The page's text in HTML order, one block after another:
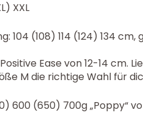
XXL
104 (108) 114 (124) 134
Ease von 12-14 cm.
M die richtige Wahl für
600 (650) 700g „Poppy“